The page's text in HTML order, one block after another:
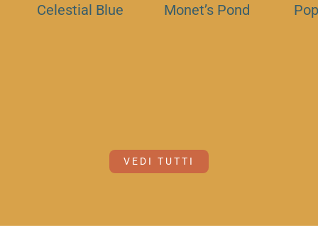
Celestial Blue Monet’s Pond
VEDI TUTTI